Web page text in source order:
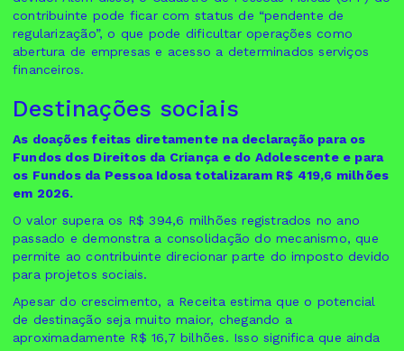
contribuinte pode ficar com status de “pendente de
regularização”, o que pode dificultar operações como
abertura de empresas e acesso a determinados serviços
financeiros.
Destinações sociais
As doações feitas diretamente na declaração para os
Fundos dos Direitos da Criança e do Adolescente e para
os Fundos da Pessoa Idosa totalizaram R$ 419,6 milhões
em 2026.
O valor supera os R$ 394,6 milhões registrados no ano
passado e demonstra a consolidação do mecanismo, que
permite ao contribuinte direcionar parte do imposto devido
para projetos sociais.
Apesar do crescimento, a Receita estima que o potencial
de destinação seja muito maior, chegando a
aproximadamente R$ 16,7 bilhões. Isso significa que ainda